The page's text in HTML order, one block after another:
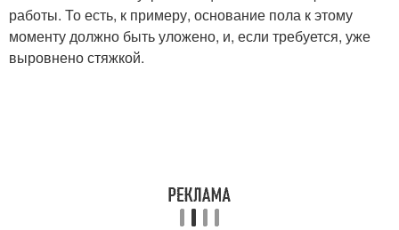
работы. То есть, к примеру, основание пола к этому
моменту должно быть уложено, и, если требуется, уже
выровнено стяжкой.